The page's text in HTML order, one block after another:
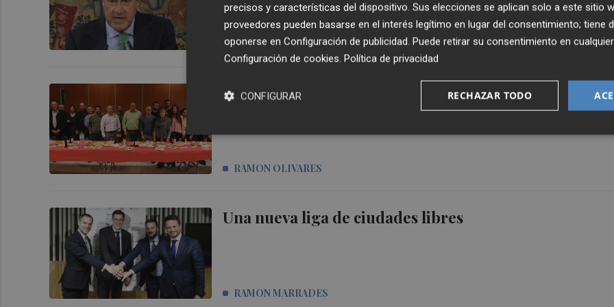
LUIS A. TORRALBA
La Unió pide el control en origen y el transporte en
de la naranja para evitar la llegada de plagas
RAMON OLIVARES
Una nueva liga de ciudades libres
RAMON MARRADES
precisos y características del dispositivo. Sus elecciones se aplican solo a este sitio
proveedores pueden basarse en el interés legítimo en lugar del consentimiento; tiene
oponerse en Configuración de publicidad. Puede retirar su consentimiento en
Configuración de cookies. Política de privacidad
RECHAZAR TODO
CONFIGURAR